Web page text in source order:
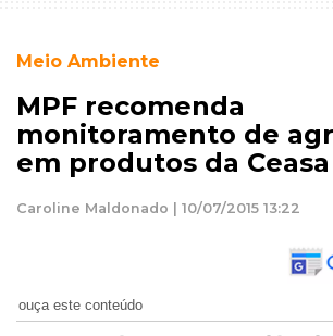
Meio Ambiente
MPF recomenda
monitoramento de
em produtos da Ceasa
Caroline Maldonado | 10/07/2015 13:22
ouça este conteúdo